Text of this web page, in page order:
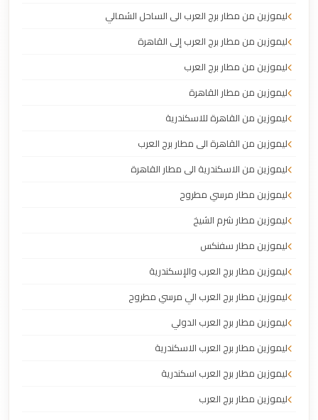
ليموزين من مطار برج العرب الى الساحل الشمالي
ليموزين من مطار برج العرب إلى القاهرة
ليموزين من مطار برج العرب
ليموزين من مطار القاهرة
ليموزين من القاهرة للاسكندرية
ليموزين من القاهرة الى مطار برج العرب
ليموزين من الاسكندرية الى مطار القاهرة
ليموزين مطار مرسي مطروح
ليموزين مطار شرم الشيخ
ليموزين مطار سفنكس
ليموزين مطار برج العرب والإسكندرية
ليموزين مطار برج العرب الي مرسي مطروح
ليموزين مطار برج العرب الدولي
ليموزين مطار برج العرب الاسكندرية
ليموزين مطار برج العرب اسكندرية
ليموزين مطار برج العرب